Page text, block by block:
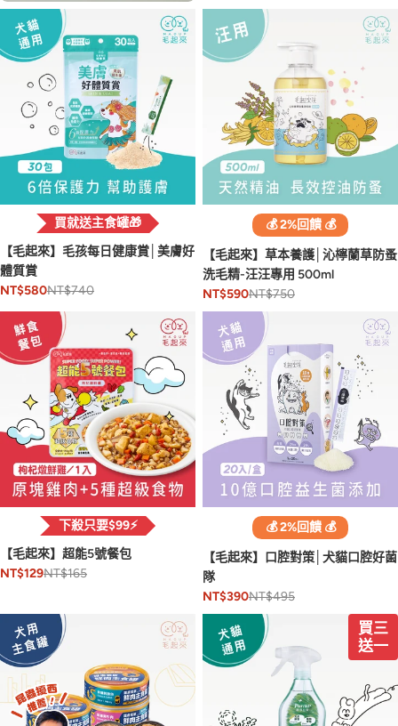
買就送主食罐🎁
【毛起來】毛孩每日健康賞│美膚好
體質賞
NT$580NT$740
💰 2%回饋 💰
【毛起來】草本養護│沁檸蘭草防蚤
洗毛精-汪汪專用 500ml
NT$590NT$750
下殺只要$99⚡️
【毛起來】超能5號餐包
NT$129NT$165
💰 2%回饋 💰
【毛起來】口腔對策│犬貓口腔好菌
隊
NT$390NT$495
買三
送一